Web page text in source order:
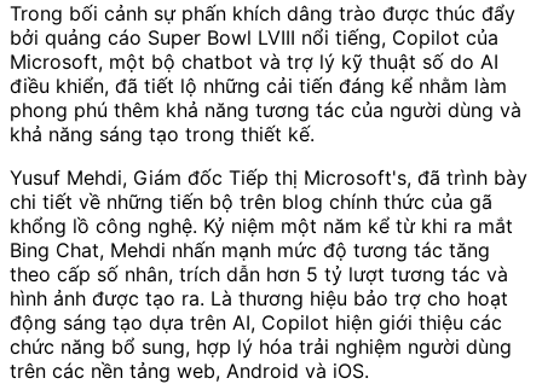
Trong bối cảnh sự phấn khích dâng trào được thúc đẩy
bởi quảng cáo Super Bowl LVIII nổi tiếng, Copilot của
Microsoft, một bộ chatbot và trợ lý kỹ thuật số do AI
điều khiển, đã tiết lộ những cải tiến đáng kể nhằm làm
phong phú thêm khả năng tương tác của người dùng và
khả năng sáng tạo trong thiết kế.
Yusuf Mehdi, Giám đốc Tiếp thị Microsoft's, đã trình bày
chi tiết về những tiến bộ trên blog chính thức của gã
khổng lồ công nghệ. Kỷ niệm một năm kể từ khi ra mắt
Bing Chat, Mehdi nhấn mạnh mức độ tương tác tăng
theo cấp số nhân, trích dẫn hơn 5 tỷ lượt tương tác và
hình ảnh được tạo ra. Là thương hiệu bảo trợ cho hoạt
động sáng tạo dựa trên AI, Copilot hiện giới thiệu các
chức năng bổ sung, hợp lý hóa trải nghiệm người dùng
trên các nền tảng web, Android và iOS.